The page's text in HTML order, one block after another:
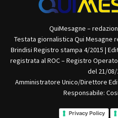
QuiMesagne –
Testata giornalistica Qui Mesagne
Brindisi Registro stampa 4/2015 |
registrata al ROC – Registro
del 21/08/
Amministratore Unico/Direttore
Responsabile:
Privacy Policy